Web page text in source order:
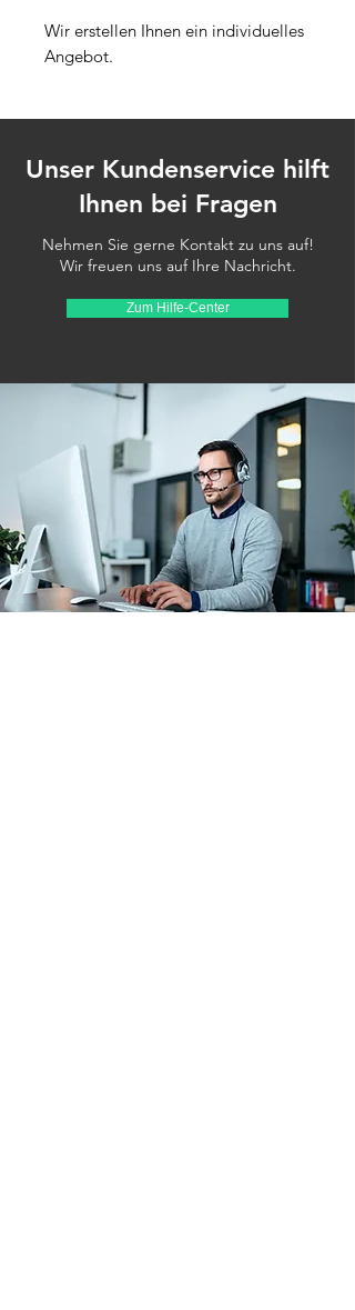
Wir erstellen Ihnen ein individuelles
Angebot.
Unser Kundenservice hilft
Ihnen bei Fragen
Nehmen Sie gerne Kontakt zu uns auf!
Wir freuen uns auf Ihre Nachricht.
Zum Hilfe-Center